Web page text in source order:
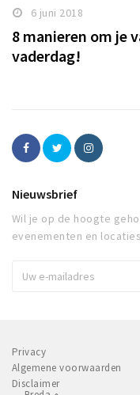
6 juni 2018
8 manieren om je
vaderdag!
Nieuwsbrief
Wil je op de hoogte
evenementen en
Privacy
Algemene voorwaarden
Disclaimer